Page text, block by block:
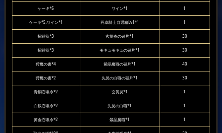
ケーキ*5 ワイン*1 1
ケーキ*5,ワイン*1 円卓騎士自選箱Lv1*1 1
招待状*3 玄黄炎の破片*1 30
招待状*3 モキュモキュの破片*1 30
狩魔の書*4 紫晶魔猫の破片*1 40
狩魔の書*2 先見の白猫の破片*1 30
青銅召喚令*2 玄黄炎*1 1
白銀召喚令*2 先見の白猫*1 1
黄金召喚令*2 紫晶魔猫*1 1